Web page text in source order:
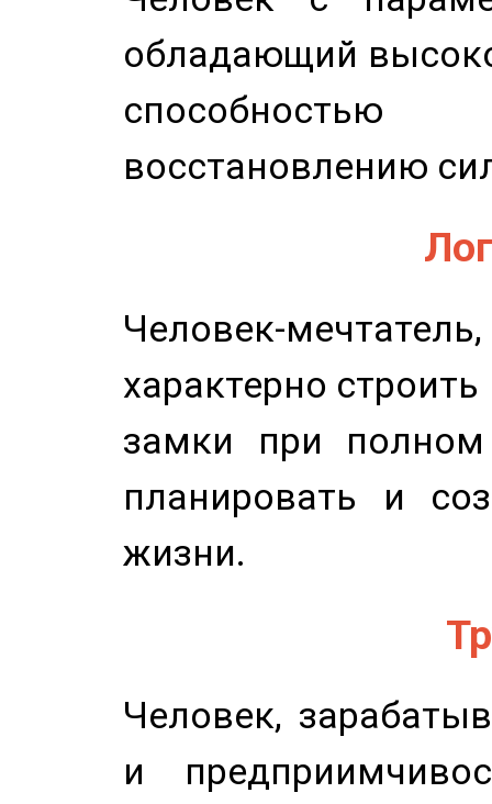
обладающий
восстановлению
Человек-
характерно
замки при полном
планировать и
жизни.
Человек,
и